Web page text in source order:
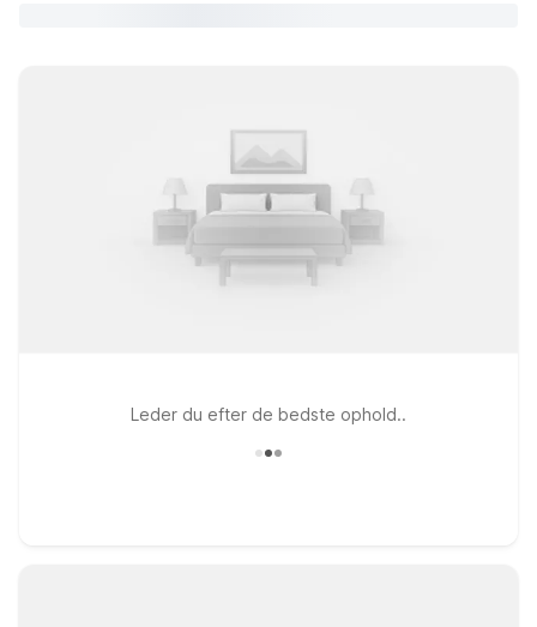
Leder du efter de bedste ophold..